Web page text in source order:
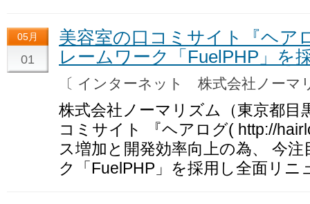
05月
01
美容室の口コミサイト『ヘア
レームワーク「FuelPHP」を
〔 インターネット 株式会社ノー
株式会社ノーマリズム（東京都目
コミサイト 『ヘアログ( http://
ス増加と開発効率向上の為、 今
ク「FuelPHP」を採用し全面リニ